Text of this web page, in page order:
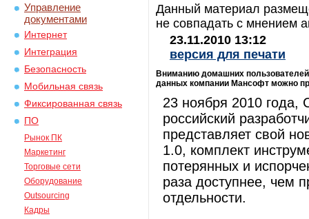
Управление
документами
Интернет
Интеграция
Безопасность
Мобильная связь
Фиксированная связь
ПО
Рынок ПК
Маркетинг
Торговые сети
Оборудование
Outsourcing
Кадры
Данный материал
не совпадать с мнением
23.11.2010 13:12
версия для печати
Вниманию домашних
данных компании Мансофт можно
23 ноября 2010
российский
представляет свой
1.0, комплект
потерянных и
раза доступнее, чем
отдельности.